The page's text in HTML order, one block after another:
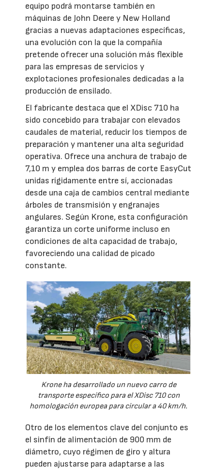
equipo podrá montarse también en
máquinas de John Deere y New Holland
gracias a nuevas adaptaciones específicas,
una evolución con la que la compañía
pretende ofrecer una solución más flexible
para las empresas de servicios y
explotaciones profesionales dedicadas a la
producción de ensilado.
El fabricante destaca que el XDisc 710 ha
sido concebido para trabajar con elevados
caudales de material, reducir los tiempos de
preparación y mantener una alta seguridad
operativa. Ofrece una anchura de trabajo de
7,10 m y emplea dos barras de corte EasyCut
unidas rígidamente entre sí, accionadas
desde una caja de cambios central mediante
árboles de transmisión y engranajes
angulares. Según Krone, esta configuración
garantiza un corte uniforme incluso en
condiciones de alta capacidad de trabajo,
favoreciendo una calidad de picado
constante.
Krone ha desarrollado un nuevo carro de
transporte específico para el XDisc 710 con
homologación europea para circular a 40 km/h.
Otro de los elementos clave del conjunto es
el sinfín de alimentación de 900 mm de
diámetro, cuyo régimen de giro y altura
pueden ajustarse para adaptarse a las